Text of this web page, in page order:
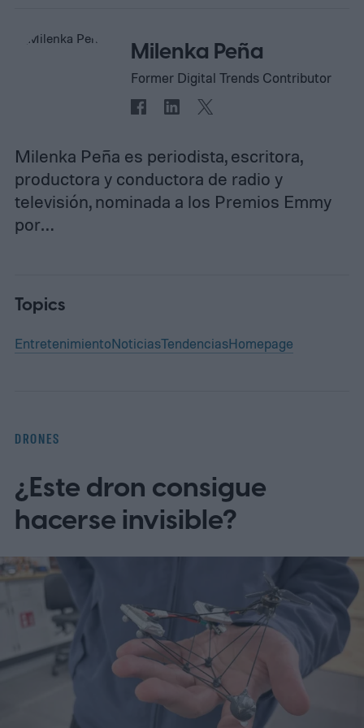
Milenka Peña
Former Digital Trends Contributor
Milenka Peña es periodista, escritora,
productora y conductora de radio y
televisión, nominada a los Premios Emmy
por…
Topics
EntretenimientoNoticiasTendenciasHomepage
DRONES
¿Este dron consigue
hacerse invisible?